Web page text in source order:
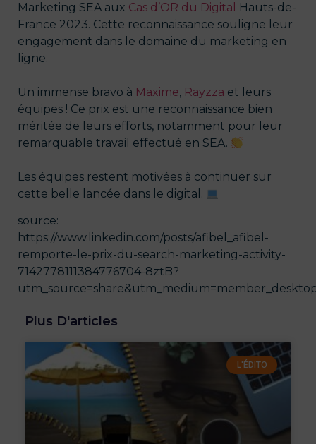
Marketing SEA aux Cas d’OR du Digital
Hauts-de-
France 2023. Cette reconnaissance souligne leur
engagement dans le domaine du marketing en
ligne.
Un immense bravo à Maxime, Rayzza et leurs
équipes ! Ce prix est une reconnaissance bien
méritée de leurs efforts, notamment pour leur
remarquable travail effectué en SEA.
Les équipes restent motivées à continuer sur
cette belle lancée dans le digital.
source:
https://www.linkedin.com/posts/afibel_afibel-
remporte-le-prix-du-search-marketing-activity-
7142778111384776704-8ztB?
Plus D'articles
L'ÉDITO